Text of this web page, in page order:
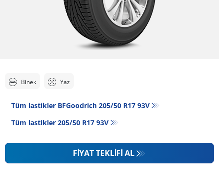
Binek Yaz
Tüm lastikler BFGoodrich 205/50 R17 93V
Tüm lastikler‎ 205/50 R17 93V
FIYAT TEKLIFI AL